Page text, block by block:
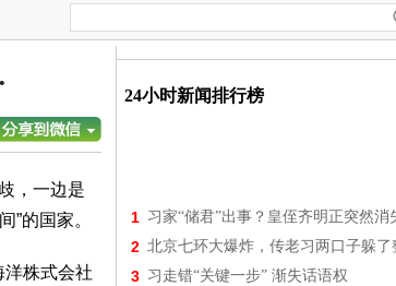
，一边是
”的国家。
株式会社
24小时新闻排行榜
1 习家“储君”出事？皇侄齐明正突然消
2 北京七环大爆炸，传老习两口子躲了
3 习走错“关键一步” 渐失话语权